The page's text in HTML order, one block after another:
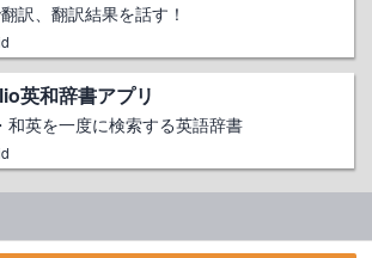
訳、翻訳結果を話す！
英和辞書アプリ
和英を一度に検索する英語辞書